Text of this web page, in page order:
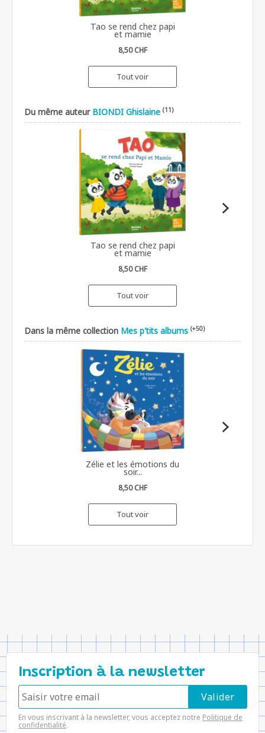
Tao se rend chez papi
et mamie
8,50 CHF
Tout voir
Du même auteur BIONDI Ghislaine (11)
Tao se rend chez papi
et mamie
8,50 CHF
Tout voir
Dans la même collection Mes p'tits albums (+50)
Zélie et les émotions du
soir...
8,50 CHF
Tout voir
Inscription à la newsletter
En vous inscrivant à la newsletter, vous acceptez notre Politique de
confidentialité.